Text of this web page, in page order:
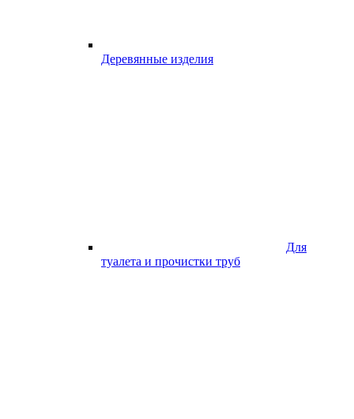
Деревянные изделия
Для
туалета и прочистки труб